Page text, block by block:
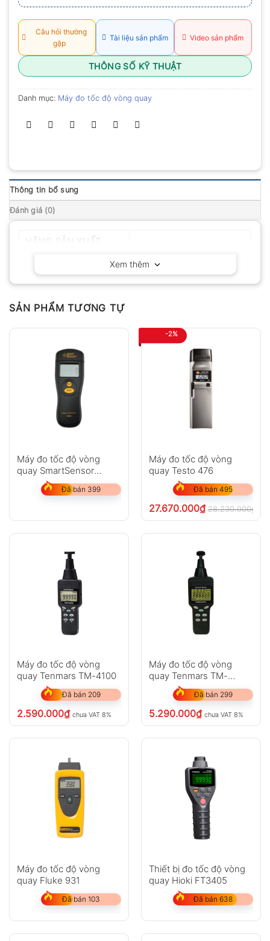
Câu hỏi thường
gặp
Tài liệu sản phẩm Video sản phẩm
THÔNG SỐ KỸ THUẬT
Danh mục: Máy đo tốc độ vòng quay
Thông tin bổ sung
Đánh giá (0)
Xem thêm
SẢN PHẨM TƯƠNG TỰ
Máy đo tốc độ vòng
quay SmartSensor
AR926
Đã bán 399
-2%
Máy đo tốc độ vòng
quay Testo 476
Đã bán 495
27.670.000₫ 28.230.000₫
Máy đo tốc độ vòng
quay Tenmars TM-4100
Đã bán 209
2.590.000₫ chưa VAT 8%
Máy đo tốc độ vòng
quay Tenmars TM-
4100D
Đã bán 299
5.290.000₫ chưa VAT 8%
Máy đo tốc độ vòng
quay Fluke 931
Đã bán 103
Thiết bị đo tốc độ vòng
quay Hioki FT3405
Đã bán 638